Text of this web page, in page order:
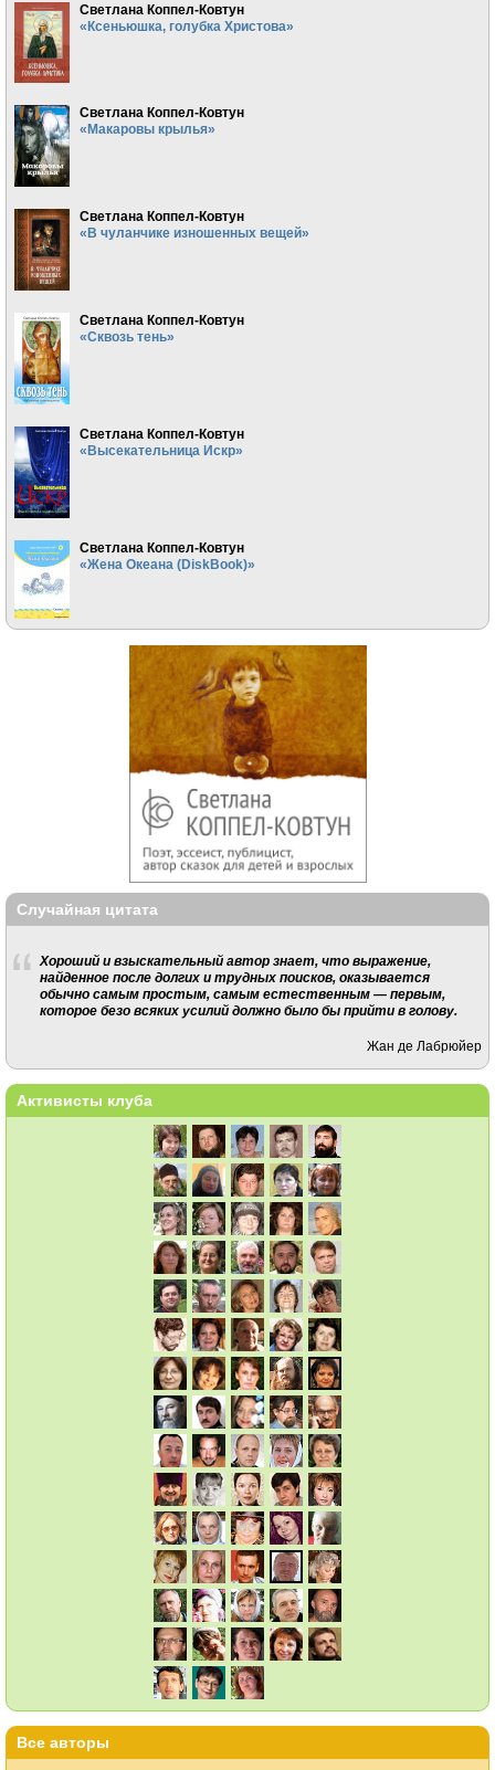
Светлана Коппел-Ковтун
«Ксеньюшка, голубка Христова»
Светлана Коппел-Ковтун
«Макаровы крылья»
Светлана Коппел-Ковтун
«В чуланчике изношенных вещей»
Светлана Коппел-Ковтун
«Сквозь тень»
Светлана Коппел-Ковтун
«Высекательница Искр»
Светлана Коппел-Ковтун
«Жена Океана (DiskBook)»
Случайная цитата
Хороший и взыскательный автор знает, что выражение,
найденное после долгих и трудных поисков, оказывается
обычно самым простым, самым естественным — первым,
которое безо всяких усилий должно было бы прийти в голову.
Жан де Лабрюйер
Активисты клуба
Все авторы